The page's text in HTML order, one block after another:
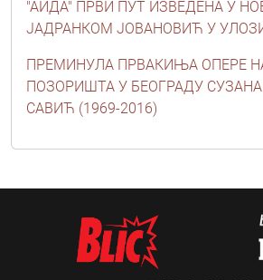
"АИДА" ПРВИ ПУТ ИЗВЕДЕНА У
ЈАДРАНКОМ ЈОВАНОВИЋ У
ПРЕМИНУЛА ПРВАКИЊА ОПЕРЕ
ПОЗОРИШТА У БЕОГРАДУ
САВИЋ (1969-2016)